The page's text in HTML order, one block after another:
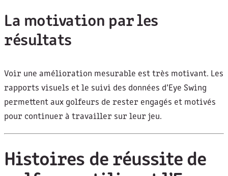
La motivation par les
résultats
Voir une amélioration mesurable est très motivant. Les
rapports visuels et le suivi des données d’Eye Swing
permettent aux golfeurs de rester engagés et motivés
pour continuer à travailler sur leur jeu.
Histoires de réussite de